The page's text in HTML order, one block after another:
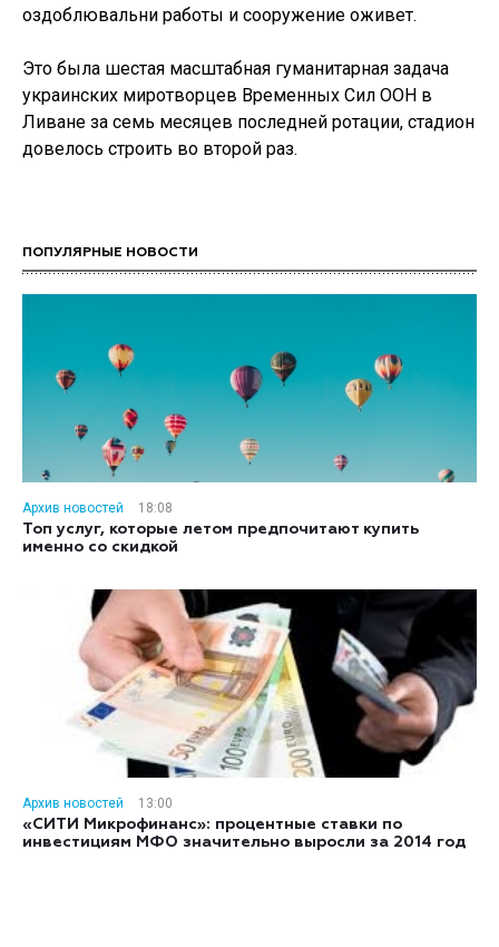
оздоблювальни работы и сооружение оживет.
Это была шестая масштабная гуманитарная задача
украинских миротворцев Временных Сил ООН в
Ливане за семь месяцев последней ротации, стадион
довелось строить во второй раз.
ПОПУЛЯРНЫЕ НОВОСТИ
Архив новостей
18:08
Топ услуг, которые летом предпочитают купить
именно со скидкой
Архив новостей
13:00
«СИТИ Микрофинанс»: процентные ставки по
инвестициям МФО значительно выросли за 2014 год